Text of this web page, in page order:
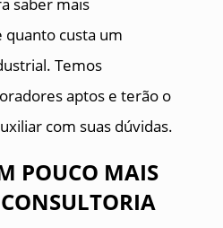
saber mais
custa um
Temos
aptos e terão o
com suas dúvidas.
POUCO MAIS